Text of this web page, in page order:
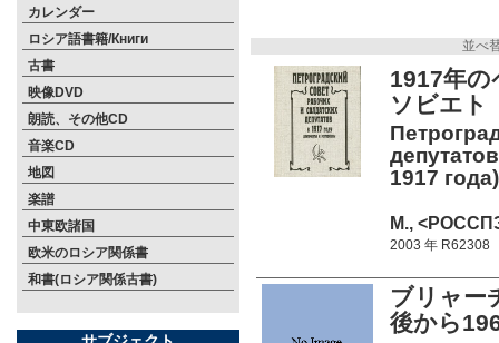
カレンダー
ロシア語書籍/Книги
古書
映像DVD
朗読、その他CD
音楽CD
地図
楽譜
中東欧諸国
欧米のロシア関係書
和書(ロシア関係古書)
並べ
1917年の
ソビエト
1917
М.,
2003 年 R62308
ブリャー
後から